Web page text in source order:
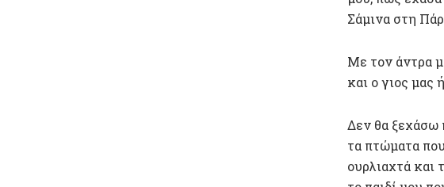
Σάμινα στη
Με τον άντρα
και ο γιος μας
Δεν θα ξεχάσω
τα πτώματα
ουρλιαχτά και